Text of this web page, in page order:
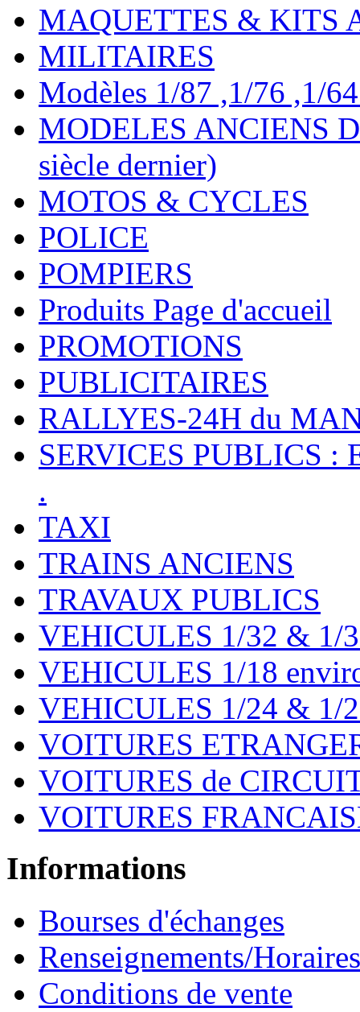
MAQUETTES & KITS
MILITAIRES
Modèles 1/87 ,1/76 ,1/
MODELES ANCIENS
siècle dernier)
MOTOS & CYCLES
POLICE
POMPIERS
Produits Page d'accueil
PROMOTIONS
PUBLICITAIRES
RALLYES-24H du
SERVICES PUBLICS :
.
TAXI
TRAINS ANCIENS
TRAVAUX PUBLICS
VEHICULES 1/32 & 1/
VEHICULES 1/18
VEHICULES 1/24 & 1/
VOITURES
VOITURES de
VOITURES
Informations
Bourses d'échanges
Renseignements/Horaires
Conditions de vente